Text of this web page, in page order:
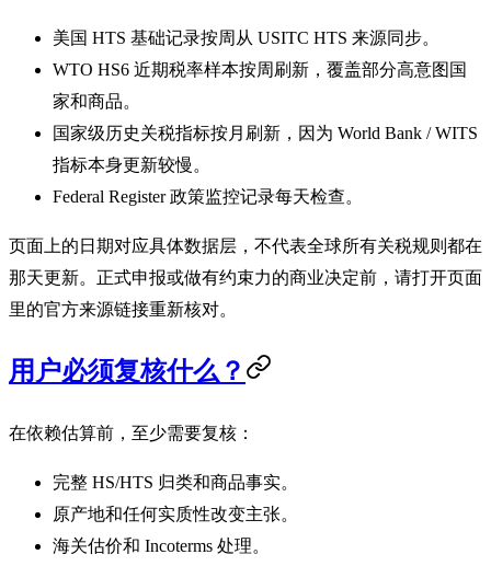
美国 HTS 基础记录按周从 USITC HTS 来源同步。
WTO HS6 近期税率样本按周刷新，覆盖部分高意图国
家和商品。
国家级历史关税指标按月刷新，因为 World Bank / WITS
指标本身更新较慢。
Federal Register 政策监控记录每天检查。
页面上的日期对应具体数据层，不代表全球所有关税规则都在
那天更新。正式申报或做有约束力的商业决定前，请打开页面
里的官方来源链接重新核对。
用户必须复核什么？
在依赖估算前，至少需要复核：
完整 HS/HTS 归类和商品事实。
原产地和任何实质性改变主张。
海关估价和 Incoterms 处理。